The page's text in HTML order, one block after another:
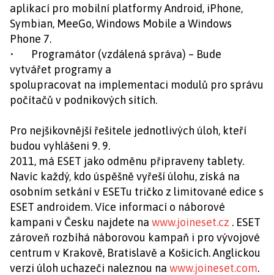
aplikací pro mobilní platformy Android, iPhone,
Symbian, MeeGo, Windows Mobile a Windows
Phone 7.
• Programátor (vzdálená správa) – Bude
vytvářet programy a
spolupracovat na implementaci modulů pro správu
počítačů v podnikových sítích.
Pro nejšikovnější řešitele jednotlivých úloh, kteří
budou vyhlášeni 9. 9.
2011, má ESET jako odměnu připraveny tablety.
Navíc každý, kdo úspěšně vyřeší úlohu, získá na
osobním setkání v ESETu tričko z limitované edice s
ESET androidem. Více informací o náborové
kampani v Česku najdete na www.joineset.cz . ESET
zároveň rozbíhá náborovou kampaň i pro vývojové
centrum v Krakově, Bratislavě a Košicích. Anglickou
verzi úloh uchazeči naleznou na www.joineset.com.